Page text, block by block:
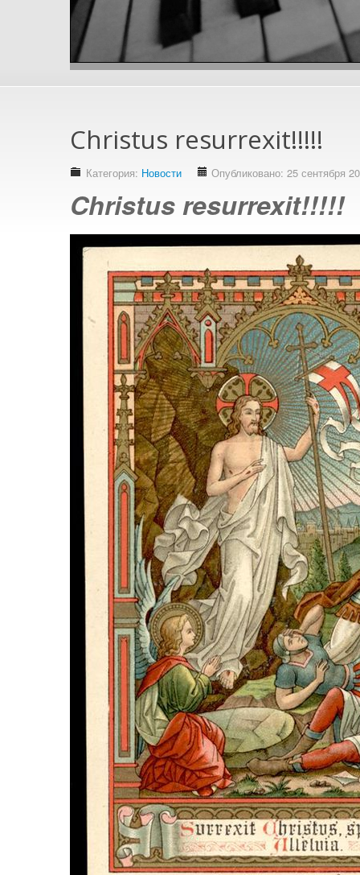
Christus resurrexit!!!!!
Категория: Новости Опубликовано: 25 сентября
Christus resurrexit!!!!!